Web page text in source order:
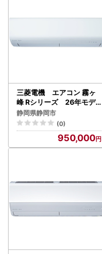
三菱電機 エアコン 霧ヶ
峰 Rシリーズ 26年モデ
ル MSZ-R2226-W（6
畳用/100V/ピュアホワイ
ト） 【標準設置工事付】
【配送不可：沖縄・離島】
静岡県静岡市
(0)
950,000